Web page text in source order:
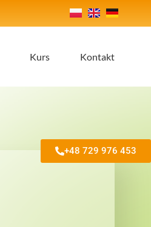
Kurs Kontakt
+48 729 976 453